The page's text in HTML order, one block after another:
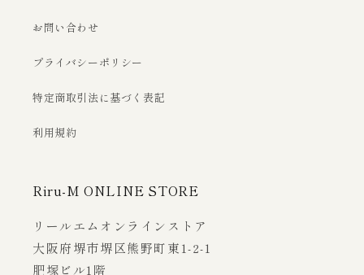
お問い合わせ
プライバシーポリシー
特定商取引法に基づく表記
利用規約
Riru-M ONLINE STORE
リールエムオンラインストア
大阪府堺市堺区熊野町東1-2-1
肥塚ビル1階